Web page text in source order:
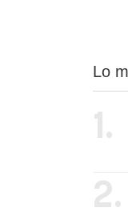
Lo
1.
2.